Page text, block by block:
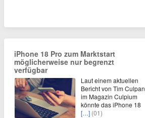
iPhone 18 Pro zum Marktstart
möglicherweise nur begrenzt
verfügbar
Laut einem aktuellen
Bericht von Tim Culpan
im Magazin Culpium
könnte das iPhone 18
[…] (01)